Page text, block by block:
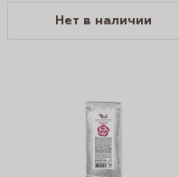
Нет в наличии